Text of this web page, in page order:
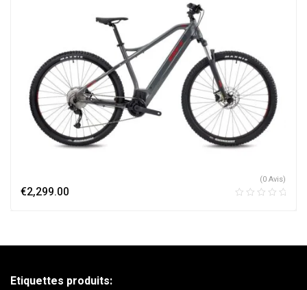
€2,299.00
(0 Avis)
Etiquettes produits: